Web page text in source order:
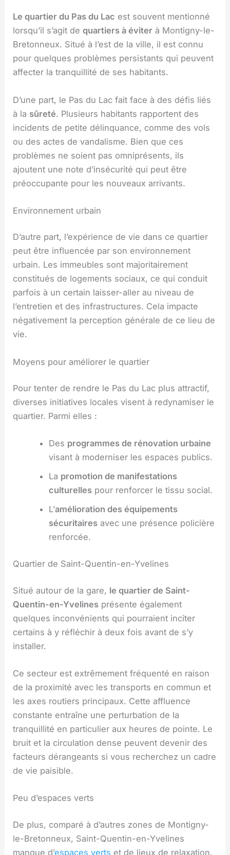
Le quartier du Pas du Lac est souvent mentionné
lorsqu’il s’agit dequartiers à éviter à Montigny-le-
Bretonneux. Situé à l’est de la ville, il est connu
pour quelques problèmes persistants qui peuvent
affecter la tranquillité de ses habitants.
D’une part, le Pas du Lac fait face à des défis liés
à la sûreté. Plusieurs habitants rapportent des
incidents de petite délinquance, comme des vols
ou des actes de vandalisme. Bien que ces
problèmes ne soient pas omniprésents, ils
ajoutent une note d’insécurité qui peut être
préoccupante pour les nouveaux arrivants.
Environnement urbain
D’autre part, l’expérience de vie dans ce quartier
peut être influencée par son environnement
urbain. Les immeubles sont majoritairement
constitués de logements sociaux, ce qui conduit
parfois à un certain laisser-aller au niveau de
l’entretien et des infrastructures. Cela impacte
négativement la perception générale de ce lieu de
vie.
Moyens pour améliorer le quartier
Pour tenter de rendre le Pas du Lac plus attractif,
diverses initiatives locales visent à redynamiser le
quartier. Parmi elles :
Des programmes de rénovation urbaine
visant à moderniser les espaces publics.
La promotion de manifestations
culturellespour renforcer le tissu social.
L’amélioration des équipements
sécuritairesavec une présence policière
renforcée.
Quartier de Saint-Quentin-en-Yvelines
Situé autour de la gare, le quartier de Saint-
Quentin-en-Yvelines présente également
quelques inconvénients qui pourraient inciter
certains à y réfléchir à deux fois avant de s’y
installer.
Ce secteur est extrêmement fréquenté en raison
de la proximité avec les transports en commun et
les axes routiers principaux. Cette affluence
constante entraîne une perturbation de la
tranquillité en particulier aux heures de pointe. Le
bruit et la circulation dense peuvent devenir des
facteurs dérangeants si vous recherchez un cadre
de vie paisible.
Peu d’espaces verts
De plus, comparé à d’autres zones de Montigny-
le-Bretonneux, Saint-Quentin-en-Yvelines
manque d’espaces verts et de lieux de relaxation.